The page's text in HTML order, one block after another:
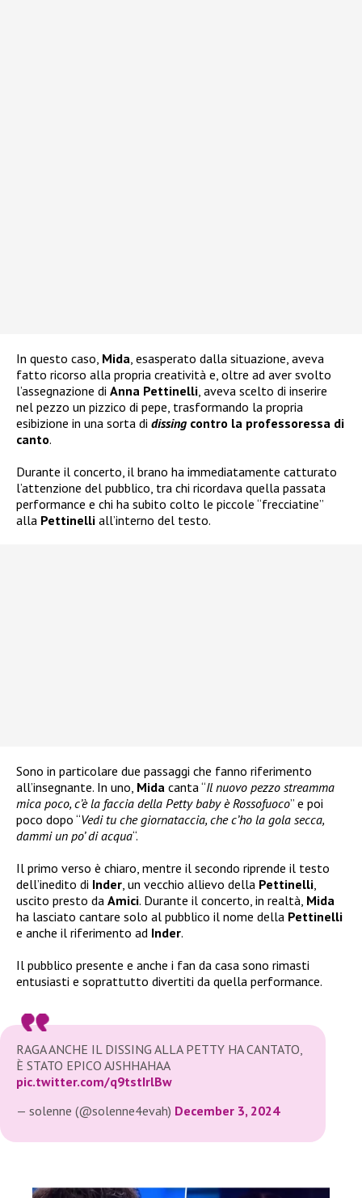
In questo caso, Mida , esasperato dalla situazione, aveva
fatto ricorso alla propria creatività e, oltre ad aver svolto
l’assegnazione di Anna Pettinelli , aveva scelto di inserire
nel pezzo un pizzico di pepe, trasformando la propria
esibizione in una sorta di dissing contro la professoressa di
canto.
Durante il concerto, il brano ha immediatamente catturato
l’attenzione del pubblico, tra chi ricordava quella passata
performance e chi ha subito colto le piccole “frecciatine”
alla Pettinelli all’interno del testo.
Sono in particolare due passaggi che fanno riferimento
all’insegnante. In uno, Mida canta “Il nuovo pezzo streamma
mica poco, c’è la faccia della Petty baby è Rossofuoco” e poi
poco dopo “Vedi tu che giornataccia, che c’ho la gola secca,
dammi un po’ di acqua“.
Il primo verso è chiaro, mentre il secondo riprende il testo
dell’inedito di Inder , un vecchio allievo della Pettinelli
uscito presto da Amici. Durante il concerto, in realtà, Mida
ha lasciato cantare solo al pubblico il nome della Pettinelli
e anche il riferimento ad Inder.
Il pubblico presente e anche i fan da casa sono rimasti
entusiasti e soprattutto divertiti da quella performance.
RAGA ANCHE IL DISSING ALLA PETTY HA CANTATO,
È STATO EPICO AJSHHAHAA
pic.twitter.com/q9tstIrlBw
— solenne (@solenne4evah) December 3, 2024